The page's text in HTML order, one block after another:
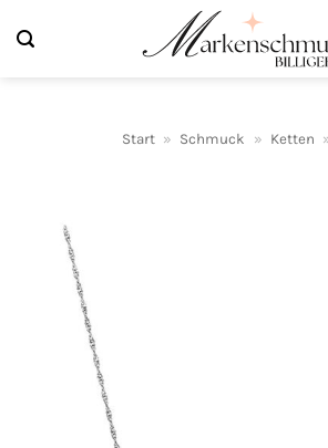
Inhalt
Start » Schmuck » Ketten